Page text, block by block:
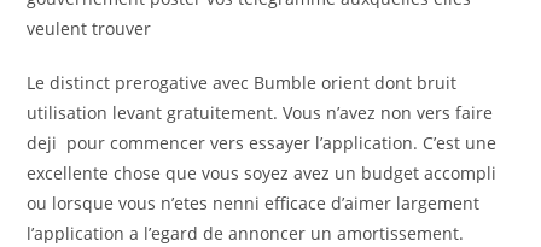
veulent trouver
Le distinct prerogative avec Bumble orient dont bruit
utilisation levant gratuitement. Vous n’avez non vers faire
deji pour commencer vers essayer l’application. C’est une
excellente chose que vous soyez avez un budget accompli
ou lorsque vous n’etes nenni efficace d’aimer largement
l’application a l’egard de annoncer un amortissement.